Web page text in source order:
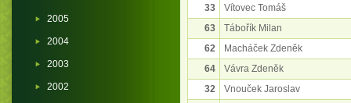
33
Vítovec Tomáš
63
Tábořík Milan
62
Macháček Zdeněk
64
Vávra Zdeněk
32
Vnouček Jaroslav
2005
2004
2003
2002